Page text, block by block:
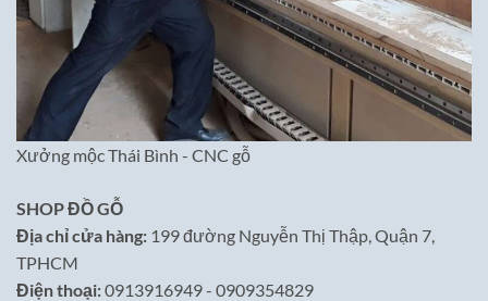
Xưởng mộc Thái Bình - CNC gỗ
SHOP ĐỒ GỖ
Địa chỉ cửa hàng: 199 đường Nguyễn Thị Thập, Quận 7,
TPHCM
Điện thoại:0913916949 - 0909354829